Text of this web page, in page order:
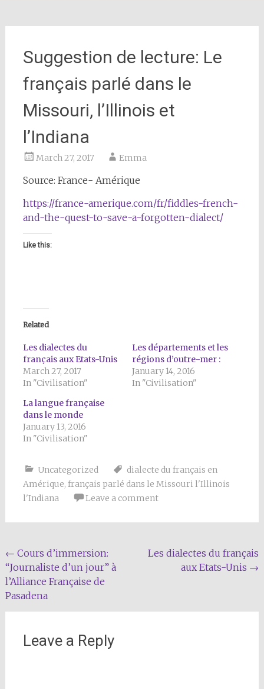
Suggestion de lecture: Le
français parlé dans le
Missouri, l’Illinois et
l’Indiana
March 27, 2017 Emma
Source: France- Amérique
https://france-amerique.com/fr/fiddles-french-
and-the-quest-to-save-a-forgotten-dialect/
Like this:
Related
Les dialectes du
français aux Etats-Unis
March 27, 2017
In "Civilisation"
Les départements et les
régions d’outre-mer :
January 14, 2016
In "Civilisation"
La langue française
dans le monde
January 13, 2016
In "Civilisation"
Uncategorized
dialecte du français en
Amérique, français parlé dans le Missouri l'Illinois
l'Indiana
Leave a comment
Post
navigation
← Cours d’immersion:
“Journaliste d’un jour” à
l’Alliance Française de
Pasadena
Les dialectes du français
aux Etats-Unis →
Leave a Reply